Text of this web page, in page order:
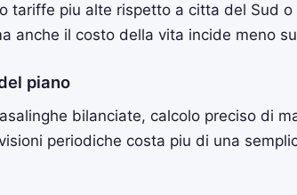
tariffe piu alte rispetto a citta del Sud
anche il costo della vita incide meno
piano
bilanciate, calcolo preciso di
periodiche costa piu di una